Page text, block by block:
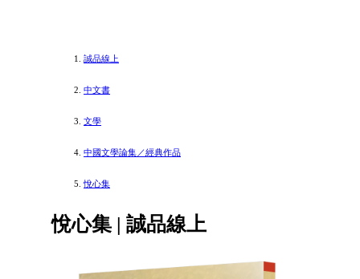
誠品線上
中文書
文學
中國文學論集／經典作品
悅心集
悅心集 | 誠品線上